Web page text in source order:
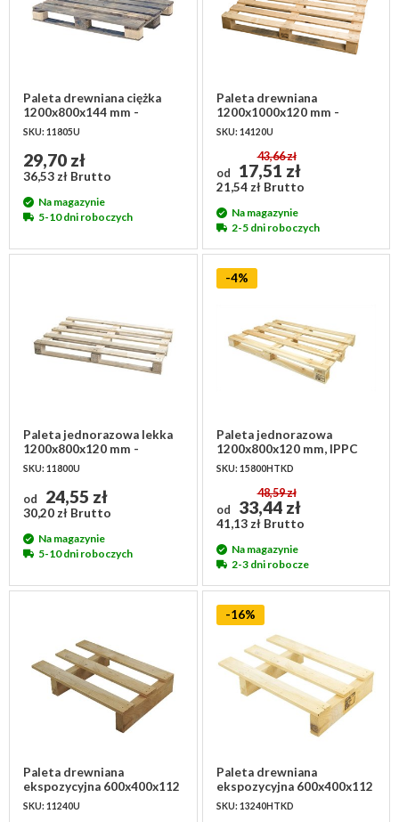
Paleta drewniana ciężka
1200x800x144 mm -
używana
SKU: 11805U
29,70 zł
36,53 zł Brutto
Na magazynie
5-10 dni roboczych
Paleta drewniana
1200x1000x120 mm -
używana
SKU: 14120U
od
43,66 zł
17,51 zł
21,54 zł Brutto
Na magazynie
2-5 dni roboczych
Paleta jednorazowa lekka
1200x800x120 mm -
używana
SKU: 11800U
od 24,55 zł
30,20 zł Brutto
Na magazynie
5-10 dni roboczych
-4%
Paleta jednorazowa
1200x800x120 mm, IPPC
SKU: 15800HTKD
od
48,59 zł
33,44 zł
41,13 zł Brutto
Na magazynie
2-3 dni robocze
Paleta drewniana
ekspozycyjna 600x400x112
mm - używana
SKU: 11240U
-16%
Paleta drewniana
ekspozycyjna 600x400x112
mm
SKU: 13240HTKD